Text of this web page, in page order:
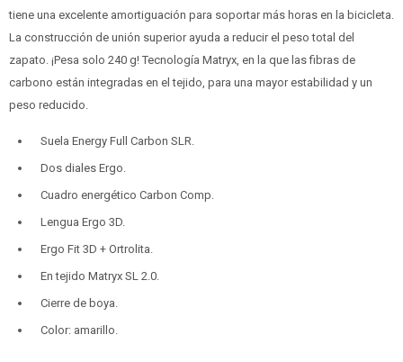
tiene una excelente amortiguación para soportar más horas en la bicicleta.
La construcción de unión superior ayuda a reducir el peso total del
zapato. ¡Pesa solo 240 g! Tecnología Matryx, en la que las fibras de
carbono están integradas en el tejido, para una mayor estabilidad y un
peso reducido.
Suela Energy Full Carbon SLR.
Dos diales Ergo.
Cuadro energético Carbon Comp.
Lengua Ergo 3D.
Ergo Fit 3D + Ortrolita.
En tejido Matryx SL 2.0.
Cierre de boya.
Color: amarillo.